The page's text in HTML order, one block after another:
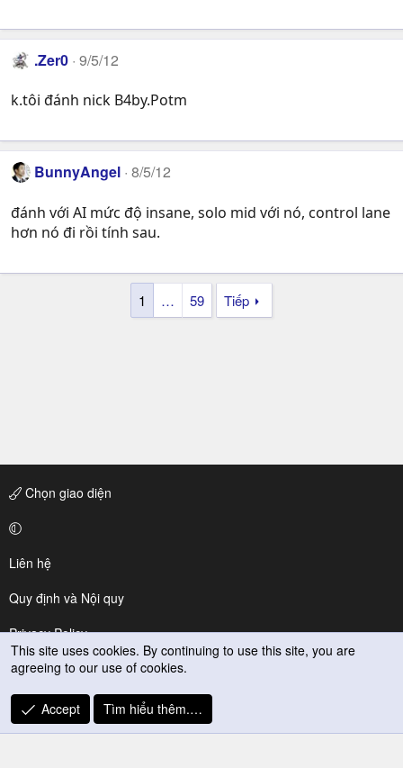
.Zer0 9/5/12
k.tôi đánh nick B4by.Potm
BunnyAngel 8/5/12
đánh với AI mức độ insane, solo mid với nó, control lane
hơn nó đi rồi tính sau.
1 … 59 Tiếp
Chọn giao diện
Liên hệ
Quy định và Nội quy
Privacy Policy
Trợ giúp
R
S
This site uses cookies. By continuing to use this site, you are
agreeing to our use of cookies.
Accept Tìm hiểu thêm.…